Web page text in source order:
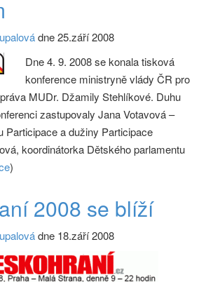
dne 25.září 2008
Dne 4. 9. 2008 se konala tisková
konference ministryně vlády ČR pro
MUDr. Džamily Stehlíkové. Duhu
zastupovaly Jana Votavová –
Participace a dužiny Participace
koordinátorka Dětského parlamentu
)
2008 se blíží
dne 18.září 2008